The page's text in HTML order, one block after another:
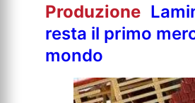
Produzione
resta il primo
mondo